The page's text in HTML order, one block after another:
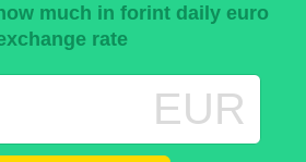
much in forint daily euro
rate
EUR